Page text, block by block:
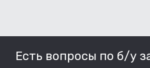
Есть вопросы по б/у